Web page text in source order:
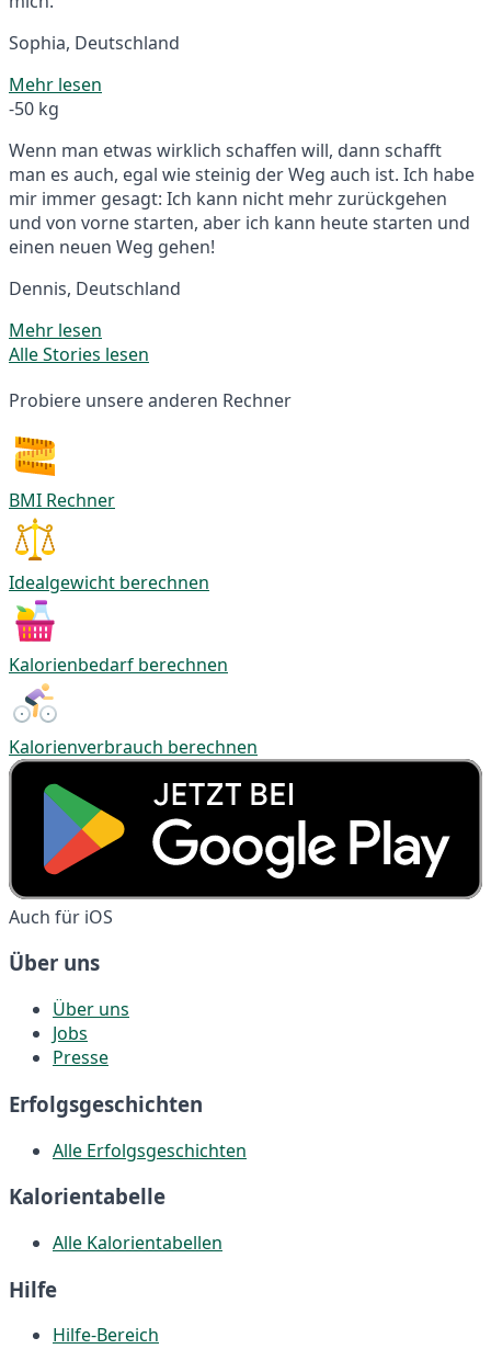
Sophia, Deutschland
Mehr lesen
-50 kg
Wenn man etwas wirklich schaffen will, dann schafft
man es auch, egal wie steinig der Weg auch ist. Ich habe
mir immer gesagt: Ich kann nicht mehr zurückgehen
und von vorne starten, aber ich kann heute starten und
einen neuen Weg gehen!
Dennis, Deutschland
Mehr lesen
Alle Stories lesen
Probiere unsere anderen Rechner
BMI Rechner
Idealgewicht berechnen
Kalorienbedarf berechnen
Kalorienverbrauch berechnen
Auch für iOS
Über uns
Über uns
Jobs
Presse
Erfolgsgeschichten
Alle Erfolgsgeschichten
Kalorientabelle
Alle Kalorientabellen
Hilfe
Hilfe-Bereich